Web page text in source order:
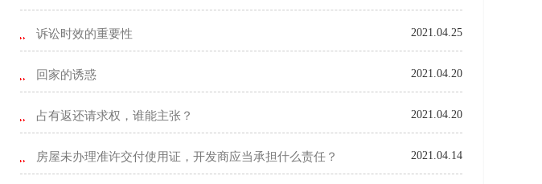
诉讼时效的重要性 2021.04.25
回家的诱惑 2021.04.20
占有返还请求权，谁能主张？ 2021.04.20
房屋未办理准许交付使用证，开发商应当承担什么责任？ 2021.04.14